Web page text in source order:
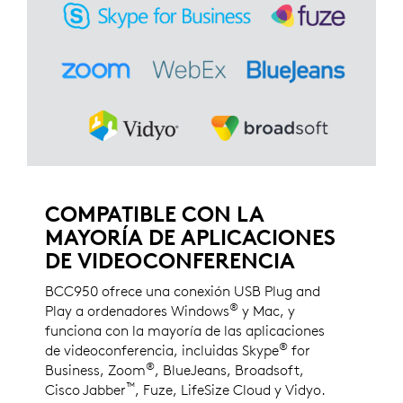
COMPATIBLE CON LA
MAYORÍA DE APLICACIONES
DE VIDEOCONFERENCIA
BCC950 ofrece una conexión USB Plug and
Play a ordenadores Windows® y Mac, y
funciona con la mayoría de las aplicaciones
de videoconferencia, incluidas Skype® for
Business, Zoom®, BlueJeans, Broadsoft,
Cisco Jabber™, Fuze, LifeSize Cloud y Vidyo.